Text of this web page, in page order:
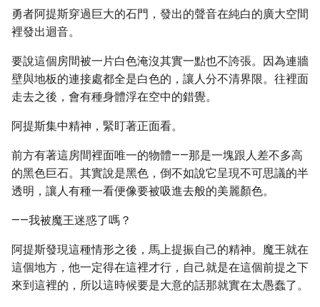
勇者阿提斯穿過巨大的石門，發出的聲音在純白的廣大空間
裡發出迴音。
要說這個房間被一片白色淹沒其實一點也不誇張。因為連牆
壁與地板的連接處都全是白色的，讓人分不清界限。往裡面
走去之後，會有種身體浮在空中的錯覺。
阿提斯集中精神，緊盯著正面看。
前方有著這房間裡面唯一的物體——那是一塊跟人差不多高
的黑色巨石。其實說是黑色，倒不如說它呈現不可思議的半
透明，讓人有種一看便像要被吸進去般的美麗顏色。
——我被魔王迷惑了嗎？
阿提斯發現這種情形之後，馬上提振自己的精神。魔王就在
這個地方，他一定得在這裡才行，自己就是在這個前提之下
來到這裡的，所以這時候要是大意的話那就實在太愚蠢了。